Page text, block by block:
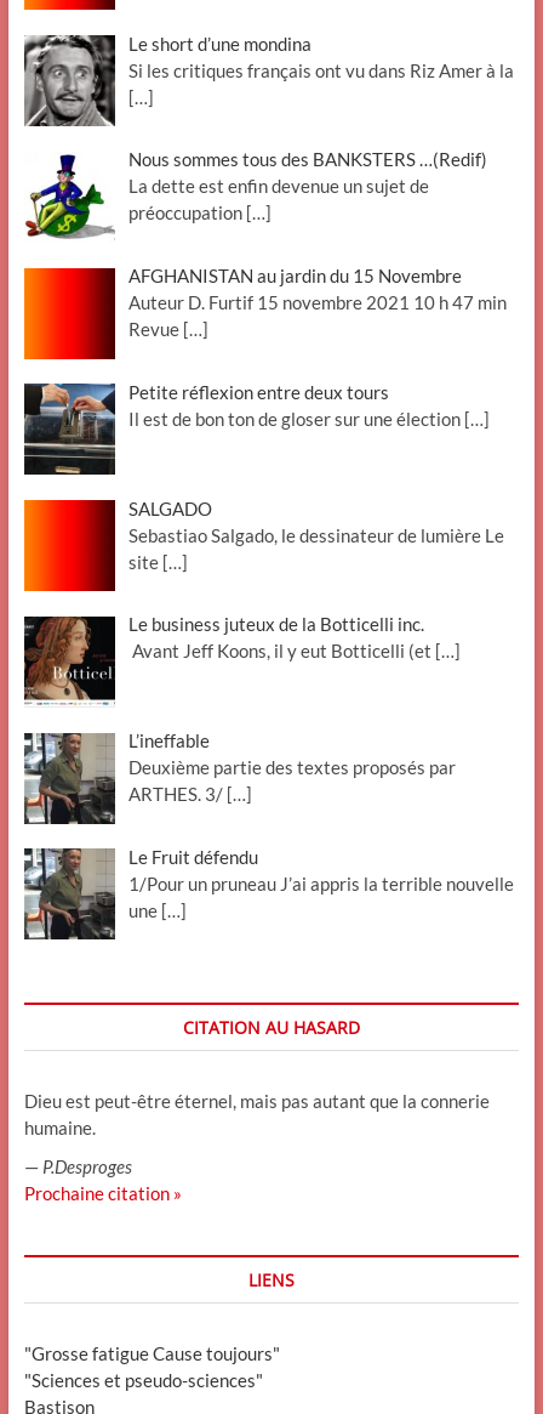
Le short d’une mondina
Si les critiques français ont vu dans Riz Amer à la
[…]
Nous sommes tous des BANKSTERS …(Redif)
La dette est enfin devenue un sujet de
préoccupation […]
AFGHANISTAN au jardin du 15 Novembre
Auteur D. Furtif 15 novembre 2021 10 h 47 min
Revue […]
Petite réflexion entre deux tours
Il est de bon ton de gloser sur une élection […]
SALGADO
Sebastiao Salgado, le dessinateur de lumière Le
site […]
Le business juteux de la Botticelli inc.
Avant Jeff Koons, il y eut Botticelli (et […]
L’ineffable
Deuxième partie des textes proposés par
ARTHES. 3/ […]
Le Fruit défendu
1/Pour un pruneau J’ai appris la terrible nouvelle
une […]
CITATION AU HASARD
Dieu est peut-être éternel, mais pas autant que la connerie
humaine.
— P.Desproges
Prochaine citation »
LIENS
"Grosse fatigue Cause toujours"
"Sciences et pseudo-sciences"
Bastison